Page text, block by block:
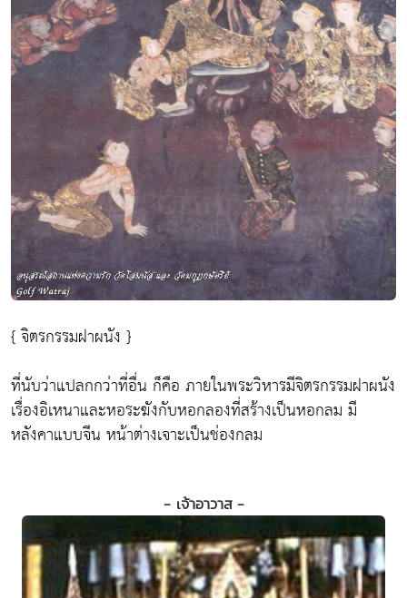
{ จิตรกรรมฝาผนัง }
ที่นับว่าแปลกกว่าที่อื่น ก็คือ ภายในพระวิหารมีจิตรกรรมฝาผนัง
เรื่องอิเหนาและหอระฆังกับหอกลองที่สร้างเป็นหอกลม มี
หลังคาแบบจีน หน้าต่างเจาะเป็นช่องกลม
- เจ้าอาวาส -